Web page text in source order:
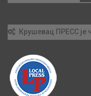
Крушевац ПРЕСС је